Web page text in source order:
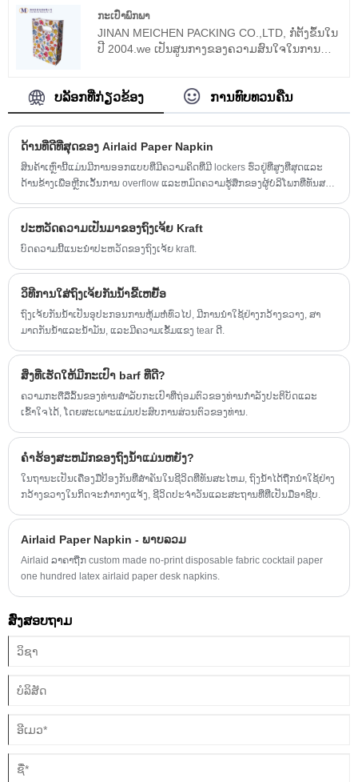
ໃນ​ຈີນ.
ກະເປົ໋າພົກພາ
JINAN MEICHEN PACKING CO.,LTD, ກໍ່ຕັ້ງຂຶ້ນໃນ
ປີ 2004.we ເປັນສູນກາງຂອງຄວາມສົນໃຈໃນການ
ສວຍງາມຫຼາຍເກີນໄປແລະຜູ້ໃຫ້ບໍລິການທີ່ຖືກຕ້ອງໃຫ້
ກັບຫຼາຍອົງການທົ່ວໂລກແລະຖືການດໍາເນີນງານທີ່ເຫ
ມາະສົມກັບພວກເຂົາເປັນເວລາຫລາຍປີ, ແລະການ
ຮ້ອງທຸກຕົ້ນຕໍແມ່ນບໍ່ມີທາງເກີດຂື້ນ.
ບລັອກທີ່ກ່ຽວຂ້ອງ ການທົບທວນຄືນ
ດ້ານທີ່ດີທີ່ສຸດຂອງ Airlaid Paper Napkin
ສິນຄ້າເຫຼົ່ານີ້ແມ່ນມີການອອກແບບທີ່ມີຄວາມຄິດທີ່ມີ lockers ຮົ່ວຢູ່ທີ່ສູງທີ່ສຸດແລະ
ດ້ານຂ້າງເພື່ອຫຼີກເວັ້ນການ overflow ແລະຫມົດຄວາມຮູ້ສຶກຂອງຜູ້ບໍລິໂພກທີ່ທັນສະ
ປະຫວັດຄວາມເປັນມາຂອງຖົງເຈ້ຍ Kraft
ບົດຄວາມນີ້ແນະນໍາປະຫວັດຂອງຖົງເຈ້ຍ kraft.
ວິທີການໃສ່ຖົງເຈ້ຍກັນນ້ໍາຂີ້ເຫຍື້ອ
ຖົງເຈ້ຍກັນນ້ໍາເປັນອຸປະກອນການຫຸ້ມຫໍ່ທົ່ວໄປ, ມີການນໍາໃຊ້ຢ່າງກວ້າງຂວາງ, ສາ
ມາດກັນນ້ໍາແລະນໍ້າມັນ, ແລະມີຄວາມເຂັ້ມແຂງ tear ດີ.
ສິ່ງທີ່ເຮັດໃຫ້ມີກະເປົາ barf ທີ່ດີ?
ຄວາມກະຕືລືລົ້ນຂອງທ່ານສໍາລັບກະເປົາທີ່ຖ່ອມຕົວຂອງທ່ານກໍາລັງປະຕິບັດແລະ
ເຂົ້າໃຈໄດ້, ໂດຍສະເພາະແມ່ນປະສົບການສ່ວນຕົວຂອງທ່ານ.
ຄໍາຮ້ອງສະຫມັກຂອງຖົງນ້ໍາແມ່ນຫຍັງ?
ໃນຖານະເປັນເຄື່ອງມືປ້ອງກັນທີ່ສໍາຄັນໃນຊີວິດທີ່ທັນສະໄຫມ, ຖົງນ້ໍາໄດ້ຖືກນໍາໃຊ້ຢ່າງ
ກວ້າງຂວາງໃນກິດຈະກໍາກາງແຈ້ງ, ຊີວິດປະຈໍາວັນແລະສະຖານທີ່ທີ່ເປັນມືອາຊີບ.
Airlaid Paper Napkin - ພາບລວມ
Airlaid ລາຄາຖືກ custom made no-print disposable fabric cocktail paper
one hundred latex airlaid paper desk napkins.
ສົ່ງສອບຖາມ